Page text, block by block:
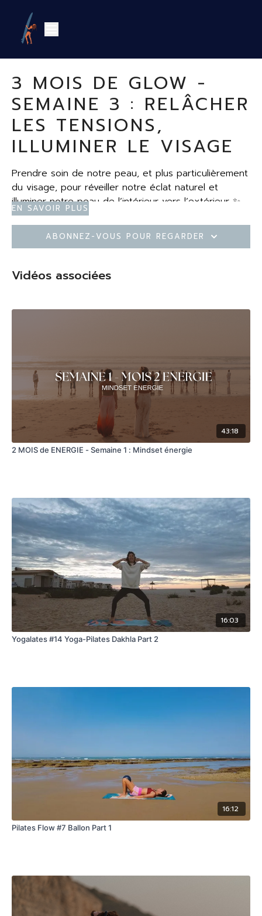
3 MOIS DE GLOW -
SEMAINE 3 : RELÂCHER
LES TENSIONS,
ILLUMINER LE VISAGE
Prendre soin de notre peau, et plus particulièrement
du visage, pour réveiller notre éclat naturel et
illuminer notre peau de l’intérieur vers l’extérieur ✨
En savoir plus
Abonnez-vous pour regarder
Vidéos associées
43:18
2 MOIS de ENERGIE - Semaine 1 : Mindset énergie
16:03
Yogalates #14 Yoga-Pilates Dakhla Part 2
16:12
Pilates Flow #7 Ballon Part 1